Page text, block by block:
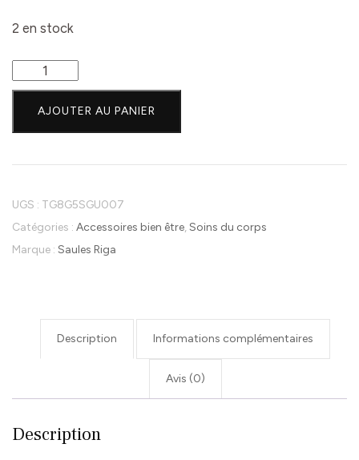
2 en stock
quantité
de
Huile
de
Saules
Riga-
200ml
AJOUTER AU PANIER
UGS : TG8G5SGU007
Catégories : Accessoires bien être,Soins du corps
Marque : Saules Riga
Description Informations complémentaires
Avis (0)
Description